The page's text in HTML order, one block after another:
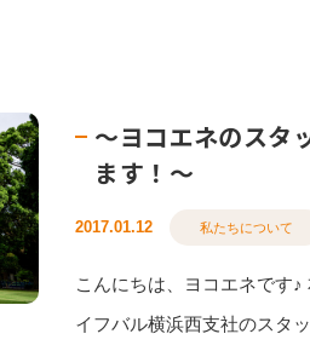
～ヨコエネのスタ
ます！～
2017.01.12 私たちについて
こんにちは、ヨコエネです♪
イフバル横浜西支社のスタ